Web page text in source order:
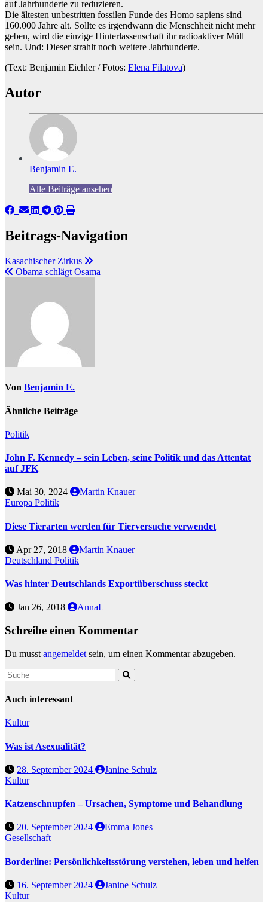
auf Jahrhunderte zu reduzieren.
Die ältesten unbestritten fossilen Funde des Homo sapiens sind
160.000 Jahre alt. Sollte es irgendwann die Menschheit nicht mehr
geben, wird die einzige Hinterlassenschaft ihr radioaktiver Müll
sein. Und: Dieser strahlt noch weitere Jahrhunderte.
(Text: Benjamin Eichler / Fotos: Elena Filatova)
Autor
Benjamin E.
Alle Beiträge ansehen
Beitrags-Navigation
Kasachischer Zirkus
Obama schlägt Osama
Von Benjamin E.
Ähnliche Beiträge
Politik
John F. Kennedy – sein Leben, seine Politik und das Attentat
auf JFK
Mai 30, 2024
Martin Knauer
Europa Politik
Diese Tierarten werden für Tierversuche verwendet
Apr 27, 2018
Martin Knauer
Deutschland Politik
Was hinter Deutschlands Exportüberschuss steckt
Jan 26, 2018 AnnaL
Schreibe einen Kommentar
Du musst angemeldet sein, um einen Kommentar abzugeben.
Auch interessant
Kultur
Was ist Asexualität?
28. September 2024
Janine Schulz
Kultur
Katzenschnupfen – Ursachen, Symptome und Behandlung
20. September 2024
Emma Jones
Gesellschaft
Borderline: Persönlichkeitsstörung verstehen, leben und helfen
16. September 2024
Janine Schulz
Kultur